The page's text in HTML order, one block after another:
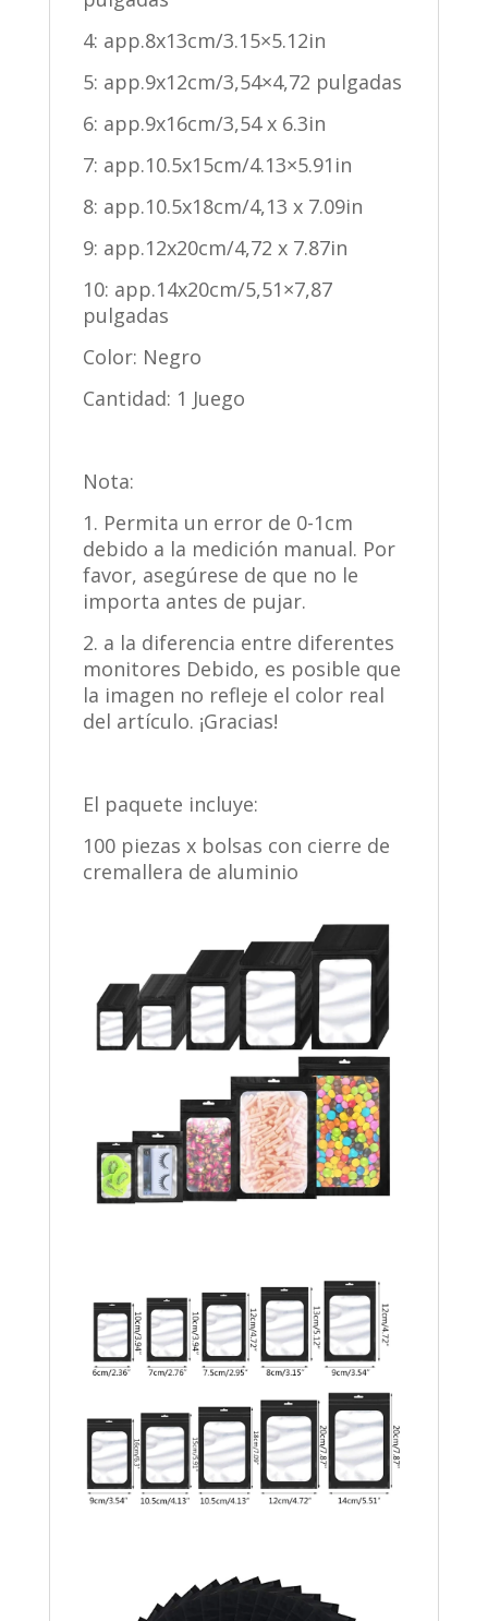
4: app.8x13cm/3.15×5.12in
5: app.9x12cm/3,54×4,72 pulgadas
6: app.9x16cm/3,54 x 6.3in
7: app.10.5x15cm/4.13×5.91in
8: app.10.5x18cm/4,13 x 7.09in
9: app.12x20cm/4,72 x 7.87in
10: app.14x20cm/5,51×7,87
pulgadas
Color: Negro
Cantidad: 1 Juego
Nota:
1. Permita un error de 0-1cm
debido a la medición manual. Por
favor, asegúrese de que no le
importa antes de pujar.
2. a la diferencia entre diferentes
monitores Debido, es posible que
la imagen no refleje el color real
del artículo. ¡Gracias!
El paquete incluye:
100 piezas x bolsas con cierre de
cremallera de aluminio